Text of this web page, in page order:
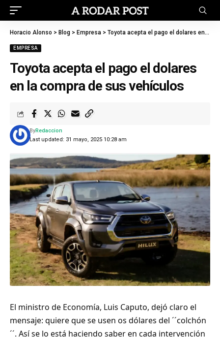
Horacio Alonso > Blog > Empresa > Toyota acepta el pago el dolares en la compra de sus vehículos
EMPRESA
Toyota acepta el pago el dolares
en la compra de sus vehículos
Last updated: 31 mayo, 2025 10:28 am
ByRedaccion
El ministro de Economía, Luis Caputo, dejó claro el
mensaje: quiere que se usen os dólares del ´´colchón
´´. Así se lo está haciendo saber en cada intervención